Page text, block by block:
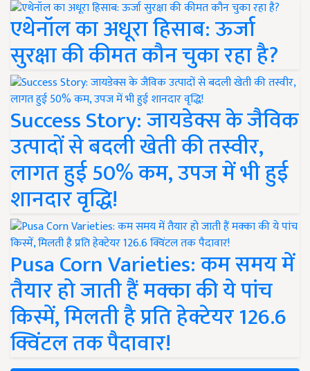
एथेनॉल का अधूरा हिसाब: ऊर्जा
सुरक्षा की कीमत कौन चुका रहा है?
Success Story: जायडेक्स के जैविक
उत्पादों से बदली खेती की तस्वीर,
लागत हुई 50% कम, उपज में भी हुई
शानदार वृद्धि!
Pusa Corn Varieties: कम समय में
तैयार हो जाती हैं मक्का की ये पांच
किस्में, मिलती है प्रति हेक्टेयर 126.6
क्विंटल तक पैदावार!